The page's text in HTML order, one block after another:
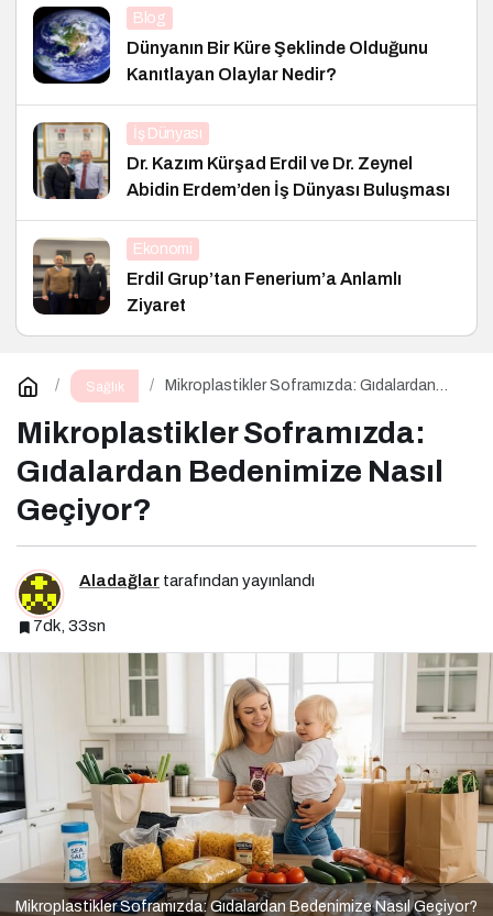
Blog
Dünyanın Bir Küre Şeklinde Olduğunu
Kanıtlayan Olaylar Nedir?
İş Dünyası
Dr. Kazım Kürşad Erdil ve Dr. Zeynel
Abidin Erdem’den İş Dünyası Buluşması
Ekonomi
Erdil Grup’tan Fenerium’a Anlamlı
Ziyaret
Sağlık
Mikroplastikler Soframızda: Gıdalardan
Mikroplastikler Soframızda:
Gıdalardan Bedenimize Nasıl
Geçiyor?
Aladağlar tarafından yayınlandı
7dk, 33sn
Mikroplastikler Soframızda: Gıdalardan Bedenimize Nasıl Geçiyor?